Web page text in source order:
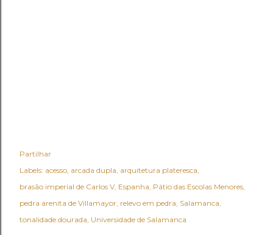
Partilhar
Labels: acesso arcada dupla arquitetura plateresca
brasão imperial de Carlos V Espanha Pátio das Escolas Menores
pedra arenita de Villamayor relevo em pedra Salamanca
tonalidade dourada Universidade de Salamanca